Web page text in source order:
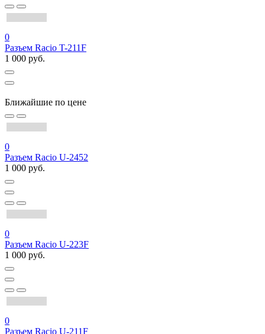
0
Разъем Racio T-211F
1 000 руб.
Ближайшие по цене
0
Разъем Racio U-2452
1 000 руб.
0
Разъем Racio U-223F
1 000 руб.
0
Разъем Racio U-211F